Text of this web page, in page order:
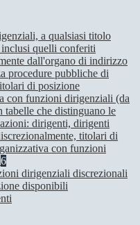
a qualsiasi titolo
quelli conferiti
dall'organo di indirizzo
procedure pubbliche di
di posizione
con funzioni dirigenziali (da
tabelle che distinguano le
dirigenti, dirigenti
titolari di
con funzioni
6
dirigenziali discrezionali
disponibili